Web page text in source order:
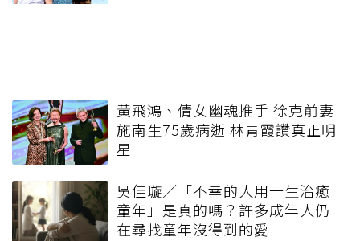
黃飛鴻、倩女幽魂推手 徐克前妻
施南生75歲病逝 林青霞讚真正明
星
吳佳璇／「不幸的人用一生治癒
童年」是真的嗎？許多成年人仍
在尋找童年沒得到的愛